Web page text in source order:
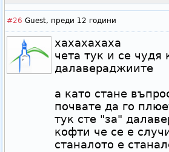
#26 Guest, преди 12 години
хахахахаха
чета тук и се чудя
далавераджиите
а като стане
почвате да го
тук сте "за"
кофти че се е
станалото е